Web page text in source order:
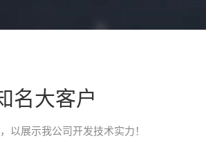
名大客户
以展示我公司开发技术实力！